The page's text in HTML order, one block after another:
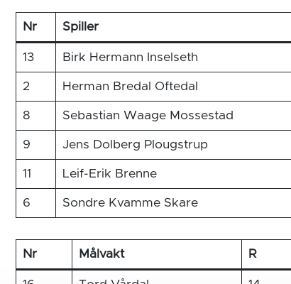
Nr Spiller
13 Birk Hermann Inselseth
2 Herman Bredal Oftedal
8 Sebastian Waage Mossestad
9 Jens Dolberg Plougstrup
11 Leif-Erik Brenne
6 Sondre Kvamme Skare
Nr Målvakt R